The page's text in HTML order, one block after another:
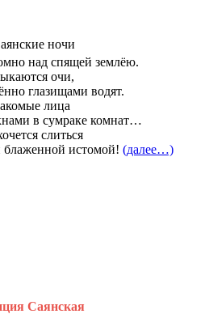
аянские ночи
над спящей землёю.
очи,
глазищами водят.
лица
в сумраке комнат…
слиться
истомой! (далее…)
Саянская